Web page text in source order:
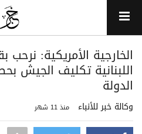
الخارجية الأمريكية: نرحب
اللبنانية تكليف الجيش
الدولة
وكالة خبر للأنباء منذ 11 شهر